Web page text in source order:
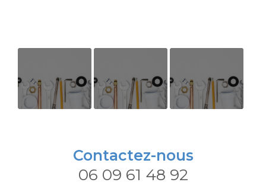
rue de voie
Romaine
31150
Contactez-nous
06 09 61 48 92